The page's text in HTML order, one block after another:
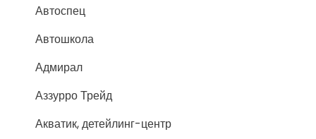
Автоспец
Автошкола
Адмирал
Аззурро Трейд
Акватик, детейлинг-центр